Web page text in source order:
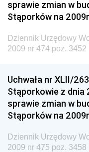
Dziennik
Dziennik Urzędowy
Środowiska
Dziennik
Dziennik
Gospodarki
Dziennik
Gospodarki
Dziennik
sprawie zmian w
Stąporków na
Dziennik Urzędowy
2009 nr 474 poz. 3452
Uchwała nr XLII/
Stąporkowie z dnia
sprawie zmian w
Stąporków na
Dziennik Urzędowy
2009 nr 475 poz. 3458